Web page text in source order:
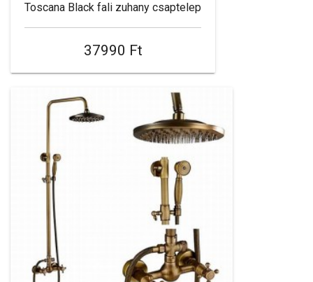
Toscana Black fali zuhany csaptelep
37990 Ft